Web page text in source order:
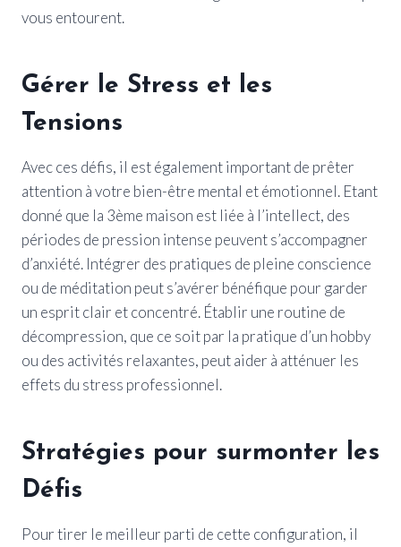
vous entourent.
Gérer le Stress et les
Tensions
Avec ces défis, il est également important de prêter
attention à votre bien-être mental et émotionnel. Etant
donné que la 3ème maison est liée à l’intellect, des
périodes de pression intense peuvent s’accompagner
d’anxiété. Intégrer des pratiques de pleine conscience
ou de méditation peut s’avérer bénéfique pour garder
un esprit clair et concentré. Établir une routine de
décompression, que ce soit par la pratique d’un hobby
ou des activités relaxantes, peut aider à atténuer les
effets du stress professionnel.
Stratégies pour surmonter les
Défis
Pour tirer le meilleur parti de cette configuration, il